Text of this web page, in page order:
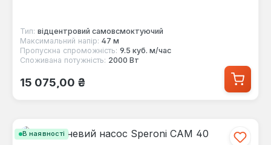
Тип: відцентровий самовсмоктуючий
Максимальний напір: 47 м
Пропускна спроможність: 9.5 куб. м/час
Споживана потужність: 2000 Вт
Звичайна ціна:
15 075,00 ₴
В наявності